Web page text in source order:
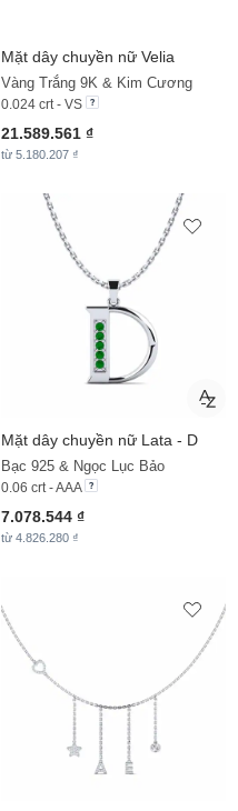
Mặt dây chuyền nữ Velia
Vàng Trắng 9K & Kim Cương
0.024 crt - VS
21.589.561 ₫
từ 5.180.207 ₫
Mặt dây chuyền nữ Lata - D
Bạc 925 & Ngọc Lục Bảo
0.06 crt - AAA
7.078.544 ₫
từ 4.826.280 ₫